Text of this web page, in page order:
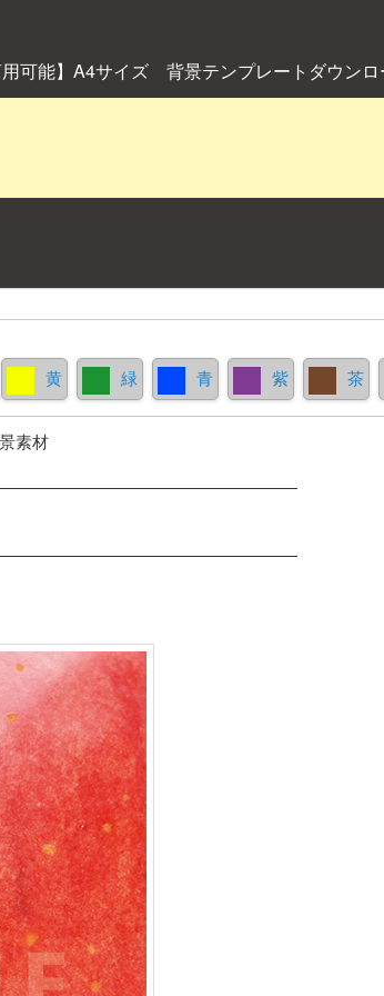
用可能】A4サイズ 背景テンプレートダウン
黄 緑 青 紫 茶
素材